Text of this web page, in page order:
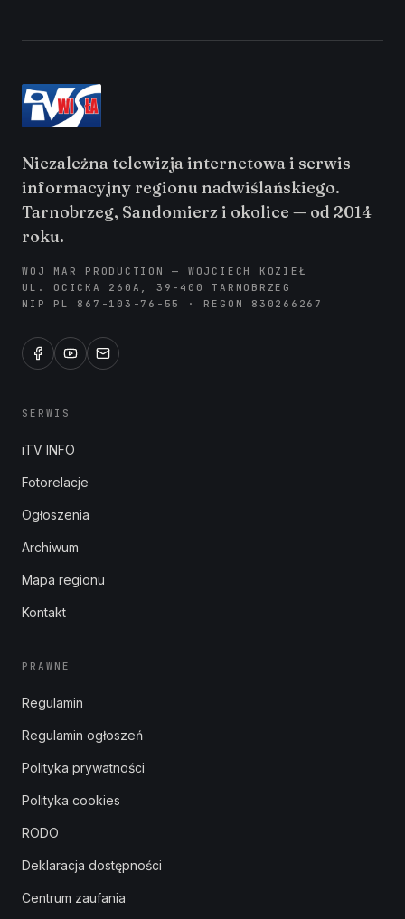
Niezależna telewizja internetowa i serwis
informacyjny regionu nadwiślańskiego.
Tarnobrzeg, Sandomierz i okolice — od 2014
roku.
WOJ MAR PRODUCTION — WOJCIECH KOZIEŁ
UL. OCICKA 260A, 39-400 TARNOBRZEG
NIP PL 867-103-76-55 · REGON 830266267
SERWIS
iTV INFO
Fotorelacje
Ogłoszenia
Archiwum
Mapa regionu
Kontakt
PRAWNE
Regulamin
Regulamin ogłoszeń
Polityka prywatności
Polityka cookies
RODO
Deklaracja dostępności
Centrum zaufania